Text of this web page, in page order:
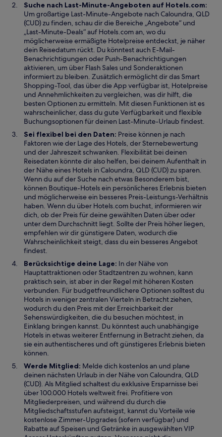
ö
f
f
n
e
t
Suche nach Last-Minute-Angeboten auf Hotels.com:
Um großartige Last-Minute-Angebote nach Caloundra, QLD
(CUD) zu finden, schau dir die Bereiche „Angebote“ und
„Last-Minute-Deals“ auf Hotels.com an, wo du
möglicherweise ermäßigte Hotelpreise entdeckst, je näher
dein Reisedatum rückt. Du könntest auch E-Mail-
Benachrichtigungen oder Push-Benachrichtigungen
aktivieren, um über Flash Sales und Sonderaktionen
informiert zu bleiben. Zusätzlich ermöglicht dir das Smart
Shopping-Tool, das über die App verfügbar ist, Hotelpreise
und Annehmlichkeiten zu vergleichen, was dir hilft, die
besten Optionen zu ermitteln. Mit diesen Funktionen ist es
wahrscheinlicher, dass du gute Verfügbarkeit und flexible
Buchungsoptionen für deinen Last-Minute-Urlaub findest.
Sei flexibel bei den Daten: Preise können je nach
Faktoren wie der Lage des Hotels, der Sternebewertung
und der Jahreszeit schwanken. Flexibilität bei deinen
Reisedaten könnte dir also helfen, bei deinem Aufenthalt in
der Nähe eines Hotels in Caloundra, QLD (CUD) zu sparen.
Wenn du auf der Suche nach etwas Besonderem bist,
können Boutique-Hotels ein persönlicheres Erlebnis bieten
und möglicherweise ein besseres Preis-Leistungs-Verhältnis
haben. Wenn du über Hotels.com buchst, informieren wir
dich, ob der Preis für deine gewählten Daten über oder
unter dem Durchschnitt liegt. Sollte der Preis höher liegen,
empfehlen wir dir günstigere Daten, wodurch die
Wahrscheinlichkeit steigt, dass du ein besseres Angebot
findest.
Berücksichtige deine Lage: In der Nähe von
Hauptattraktionen oder Stadtzentren zu wohnen, kann
praktisch sein, ist aber in der Regel mit höheren Kosten
verbunden. Für budgetfreundlichere Optionen solltest du
Hotels in weniger zentralen Vierteln in Betracht ziehen,
wodurch du den Preis mit der Erreichbarkeit der
Sehenswürdigkeiten, die du besuchen möchtest, in
Einklang bringen kannst. Du könntest auch unabhängige
Hotels in etwas weiterer Entfernung in Betracht ziehen, da
sie ein authentischeres und oft günstigeres Erlebnis bieten
können.
Werde Mitglied: Melde dich kostenlos an und plane
deinen nächsten Urlaub in der Nähe von Caloundra, QLD
(CUD). Als Mitglied schaltest du exklusive Ersparnisse bei
über 100.000 Hotels weltweit frei. Profitiere von
Mitgliederpreisen, und während du durch die
Mitgliedschaftsstufen aufsteigst, kannst du Vorteile wie
kostenlose Zimmer-Upgrades (sofern verfügbar) und
Rabatte auf Speisen und Getränke in ausgewählten VIP